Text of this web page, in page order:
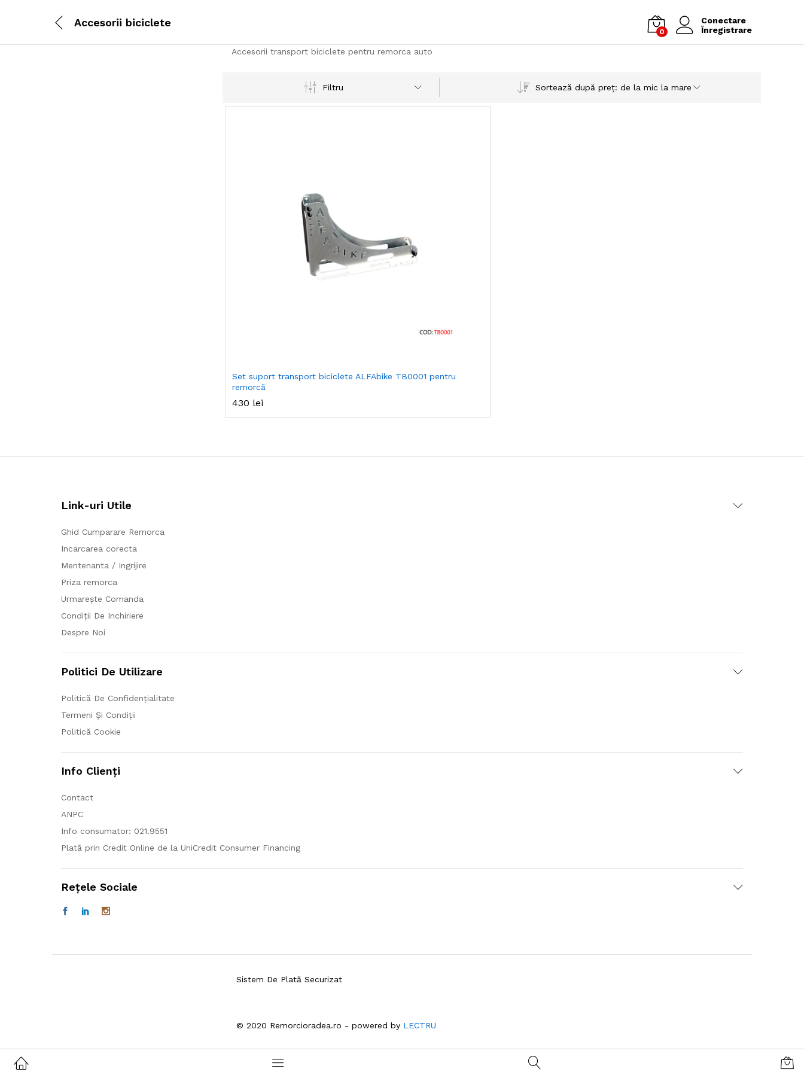
Accesorii biciclete
0
Conectare
Înregistrare
Accesorii transport biciclete pentru remorca auto
Filtru Sortează după preț: de la mic la mare
Set suport transport biciclete ALFAbike TB0001 pentru
remorcă
430 lei
430 lei
Link-uri Utile
Ghid Cumparare Remorca
Incarcarea corecta
Mentenanta / Ingrijire
Priza remorca
Urmarește Comanda
Condiții De Inchiriere
Despre Noi
Politici De Utilizare
Politică De Confidențialitate
Termeni Și Condiții
Politică Cookie
Info Clienți
Contact
ANPC
Info consumator: 021.9551
Plată prin Credit Online de la UniCredit Consumer Financing
Rețele Sociale
© 2020 Remorcioradea.ro - powered by LECTRU
Sistem De Plată Securizat